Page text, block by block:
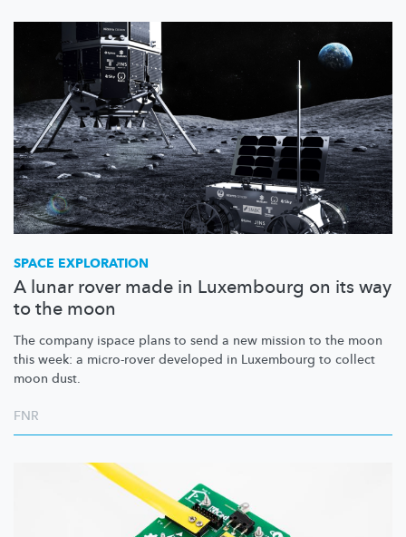
SPACE EXPLORATION
A lunar rover made in Luxembourg on its way
to the moon
The company ispace plans to send a new mission to the moon
this week: a micro-rover developed in Luxembourg to collect
moon dust.
FNR